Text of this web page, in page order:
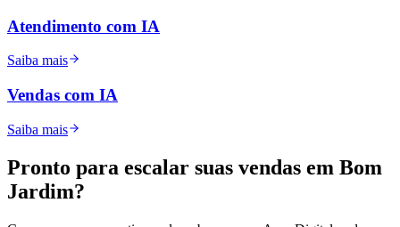
Atendimento com IA
Saiba mais
Vendas com IA
Saiba mais
Pronto para escalar suas vendas em Bom
Jardim?